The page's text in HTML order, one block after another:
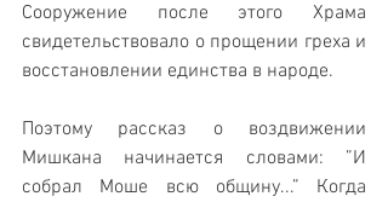
Сооружение после этого Храма
свидетельствовало о прощении греха и
восстановлении единства в народе.
Поэтому рассказ о воздвижении
Мишкана начинается словами: ”И
собрал Моше всю общину...” Когда